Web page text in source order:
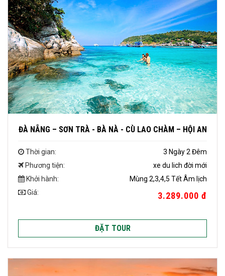
ĐÀ NẴNG – SƠN TRÀ - BÀ NÀ - CÙ LAO CHÀM – HỘI AN
Thời gian:
3 Ngày 2 Đêm
Phương tiện:
xe du lich đời mới
Khởi hành:
Mùng 2,3,4,5 Tết Âm lịch
Giá:
3.289.000 đ
ĐẶT TOUR